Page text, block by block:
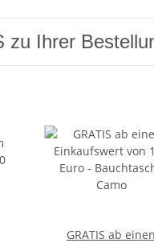
zu Ihrer
GRATIS ab einen